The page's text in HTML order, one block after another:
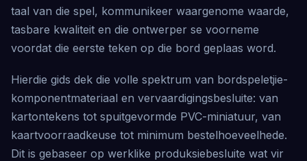
taal van die spel, kommunikeer waargenome waarde,
tasbare kwaliteit en die ontwerper se voorneme
voordat die eerste teken op die bord geplaas word.
Hierdie gids dek die volle spektrum van bordspeletjie-
komponentmateriaal en vervaardigingsbesluite: van
kartontekens tot spuitgevormde PVC-miniatuur, van
kaartvoorraadkeuse tot minimum bestelhoeveelhede.
Dit is gebaseer op werklike produksiebesluite wat vir